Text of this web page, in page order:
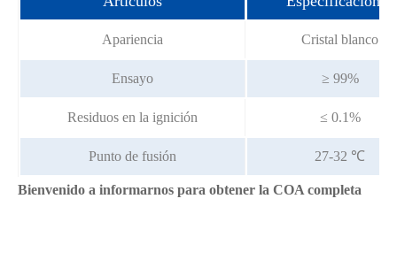
Apariencia Cristal blanco
Ensayo ≥ 99%
Residuos en la ignición ≤ 0.1%
Punto de fusión 27-32 ℃
Bienvenido a informarnos para obtener la COA completa